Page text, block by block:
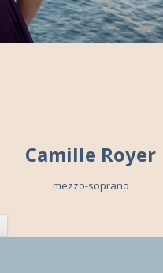
Camille Royer
mezzo-soprano
Skip to content